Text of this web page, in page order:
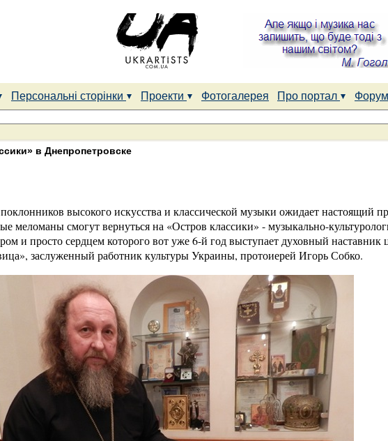
Персональні сторінки Проекти Фотогалерея Про портал
Форум
в Днепропетровске
высокого искусства и классической музыки ожидает настоящий
меломаны смогут вернуться на «Остров классики» - музыкально-
и просто сердцем которого вот уже 6-й год выступает духовный наставник
заслуженный работник культуры Украины, протоиерей Игорь Собко.